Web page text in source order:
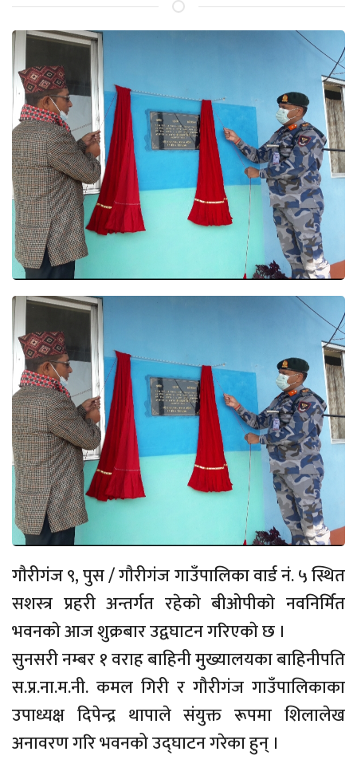
गाैरीगंज ९, पुस / गाैरीगंज गाउँपालिका वार्ड नं. ५ स्थित
सशस्त्र प्रहरी अन्तर्गत रहेकाे बीओपीकाे नवनिर्मित
भवनकाे आज शुक्रबार उद्वघाटन गरिएकाे छ ।
सुनसरी नम्बर १ वराह बाहिनी मुख्यालयका बाहिनीपति
स.प्र.ना.म.नी. कमल गिरी र गौरीगंज गाउँपालिकाका
उपाध्यक्ष दिपेन्द्र थापाले संयुक्त रूपमा शिलालेख
अनावरण गरि भवनको उद्घाटन गरेका हुन् ।